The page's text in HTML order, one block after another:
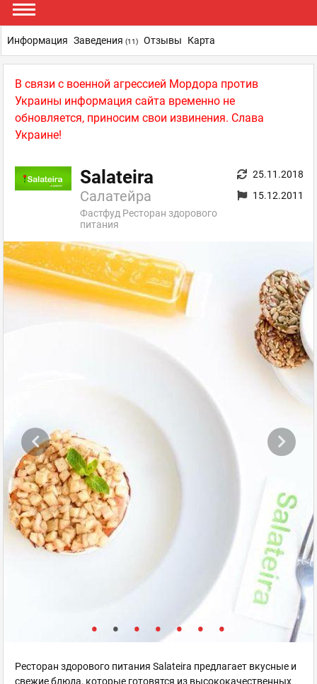
В связи с военной агрессией Мордора против
Украины информация сайта временно не
обновляется, приносим свои извинения. Слава
Украине!
Salateira
Салатейра
Фастфуд Ресторан здорового
питания
25.11.2018
15.12.2011
Ресторан здорового питания Salateira предлагает вкусные и
свежие блюда, которые готовятся из высококачественных
Информация Заведения (11) Отзывы Карта